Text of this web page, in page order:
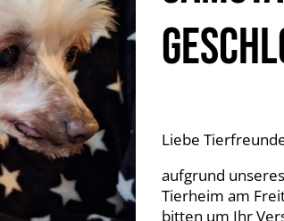
Liebe
aufgrund
Tierheim am
bitten um Ihr